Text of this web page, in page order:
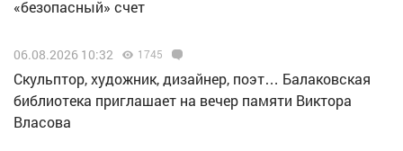
«безопасный» счет
06.08.2026 10:32 1745
Скульптор, художник, дизайнер, поэт… Балаковская
библиотека приглашает на вечер памяти Виктора
Власова